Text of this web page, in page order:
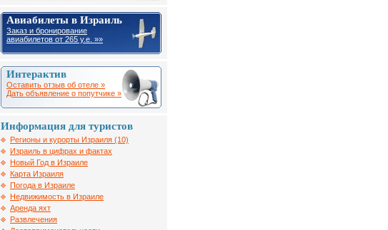
Авиабилеты в Израиль
Заказ и бронирование
авиабилетов от 265 у.е. »»
Интерактив
Оставить отзыв об отеле »
Дать объявление о попутчике »
Информация для туристов
Регионы и курорты Израиля (10)
Израиль в цифрах и фактах
Новый Год в Израиле
Карта Израиля
Погода в Израиле
Недвижимость в Израиле
Аренда яхт
Развлечения